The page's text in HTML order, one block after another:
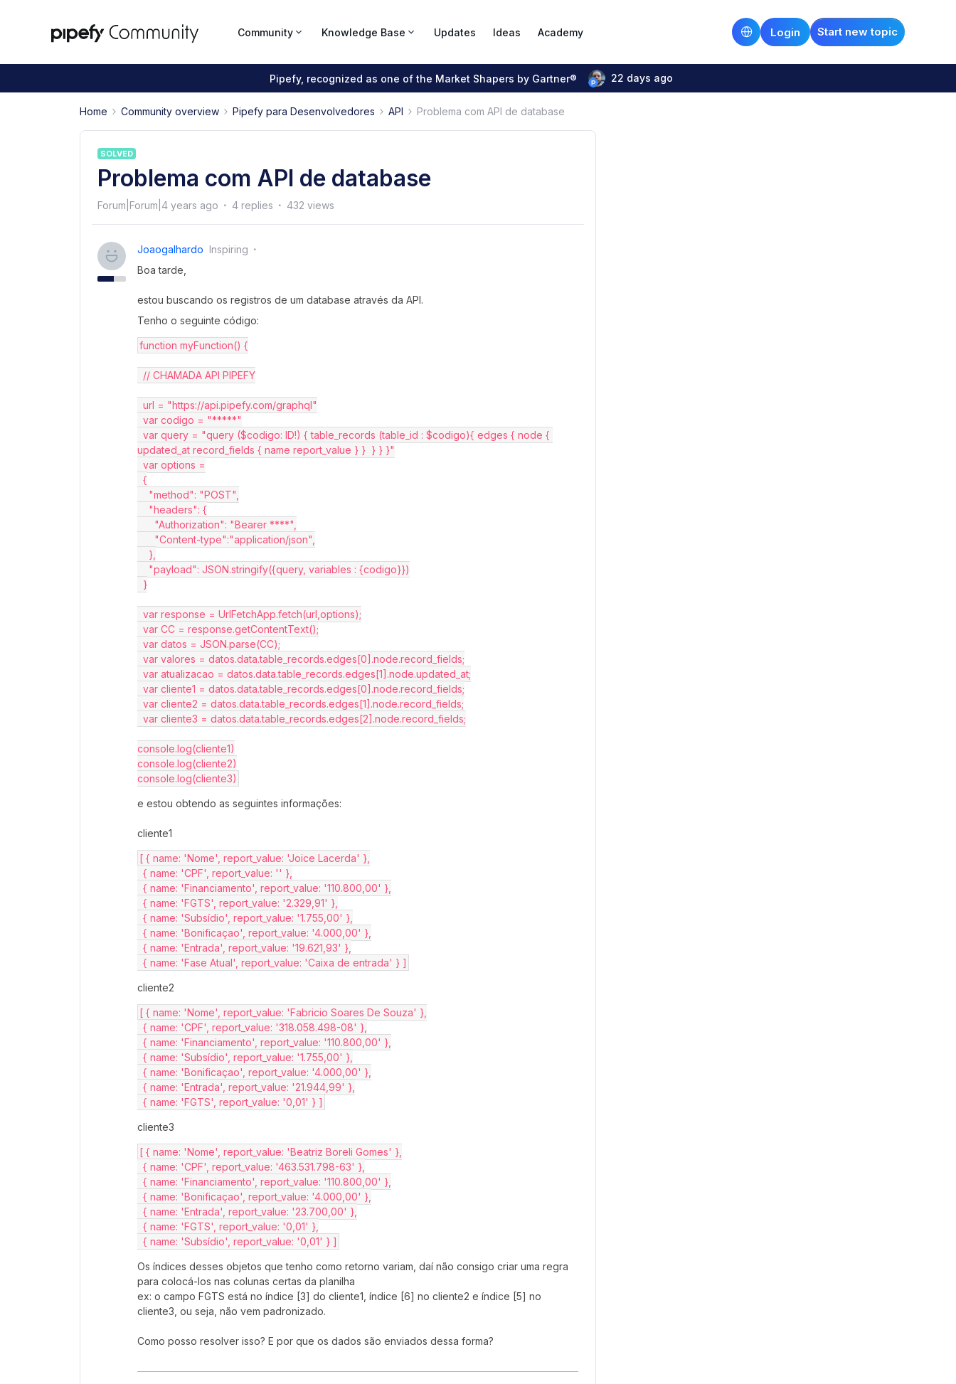
Community Knowledge Base Updates Ideas Academy Start new topic
Login
Pipefy, recognized as one of the Market Shapers by Gartner® 22 days ago
Home Community overview Pipefy para Desenvolvedores API Problema com API de database
SOLVED
Problema com API de database
Forum|Forum|4 years ago 4 replies 432 views
Joaogalhardo Inspiring
Boa tarde,
estou buscando os registros de um database através da API.
Tenho o seguinte código:
function myFunction() {
  // CHAMADA API PIPEFY
  url = "https://api.pipefy.com/graphql"
  var codigo = "*****"
updated_at record_fields { name report_value } }  } } }"
  var options =
  {
    "method": "POST",
    "headers": {
      "Authorization": "Bearer ****",
      "Content-type":"application/json",
    },
    "payload": JSON.stringify({query, variables : {codigo}})
  }
  var response = UrlFetchApp.fetch(url,options);
  var CC = response.getContentText();
  var datos = JSON.parse(CC);
  var valores = datos.data.table_records.edges[0].node.record_fields;
  var atualizacao = datos.data.table_records.edges[1].node.updated_at;
  var cliente1 = datos.data.table_records.edges[0].node.record_fields;
  var cliente2 = datos.data.table_records.edges[1].node.record_fields;
  var cliente3 = datos.data.table_records.edges[2].node.record_fields;
console.log(cliente1)
console.log(cliente2)
console.log(cliente3)
e estou obtendo as seguintes informações:
cliente1
[ { name: 'Nome', report_value: 'Joice Lacerda' },
  { name: 'CPF', report_value: '' },
  { name: 'Financiamento', report_value: '110.800,00' },
  { name: 'FGTS', report_value: '2.329,91' },
  { name: 'Subsídio', report_value: '1.755,00' },
  { name: 'Bonificaçao', report_value: '4.000,00' },
  { name: 'Entrada', report_value: '19.621,93' },
  { name: 'Fase Atual', report_value: 'Caixa de entrada' } ]
cliente2
[ { name: 'Nome', report_value: 'Fabricio Soares De Souza' },
  { name: 'CPF', report_value: '318.058.498-08' },
  { name: 'Financiamento', report_value: '110.800,00' },
  { name: 'Subsídio', report_value: '1.755,00' },
  { name: 'Bonificaçao', report_value: '4.000,00' },
  { name: 'Entrada', report_value: '21.944,99' },
  { name: 'FGTS', report_value: '0,01' } ]
cliente3
[ { name: 'Nome', report_value: 'Beatriz Boreli Gomes' },
  { name: 'CPF', report_value: '463.531.798-63' },
  { name: 'Financiamento', report_value: '110.800,00' },
  { name: 'Bonificaçao', report_value: '4.000,00' },
  { name: 'Entrada', report_value: '23.700,00' },
  { name: 'FGTS', report_value: '0,01' },
  { name: 'Subsídio', report_value: '0,01' } ]
Os índices desses objetos que tenho como retorno variam, daí não consigo criar uma regra
para colocá-los nas colunas certas da planilha
ex: o campo FGTS está no índice [3] do cliente1, índice [6] no cliente2 e índice [5] no
cliente3, ou seja, não vem padronizado.
Como posso resolver isso? E por que os dados são enviados dessa forma?